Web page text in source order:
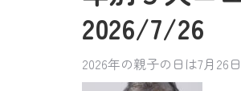
2026/7/26
2026年の親子の日は7月26